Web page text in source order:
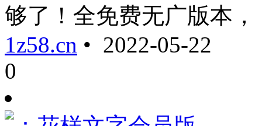
够了！全免费无广版本，
1z58.cn • 2022-05-22
0